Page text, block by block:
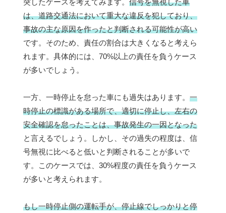
突したケースを考えてみます。 信号を無視した車
は、道路交通法において重大な違反を犯しており、
事故の主な原因を作ったと判断される可能性が高い
です。そのため、責任の割合は大きくなると考えら
れます。具体的には、70%以上の責任を負うケース
が多いでしょう。
一方、一時停止を怠った車にも過失はあります。 一
時停止の標識がある場所で、適切に停止し、左右の
安全確認を怠ったことは、事故発生の一因となった
と言えるでしょう。しかし、その過失の程度は、信
号無視に比べると低いと判断されることが多いで
す。このケースでは、30%程度の責任を負うケース
が多いと考えられます。
もし一時停止側の運転手が、停止線でしっかりと停